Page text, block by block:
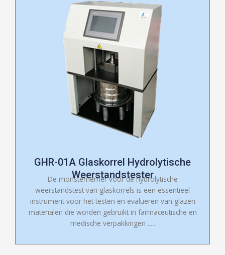
GHR-01A Glaskorrel Hydrolytische
Weerstandstester
De monsternemer voor de hydrolytische
weerstandstest van glaskorrels is een essentieel
instrument voor het testen en evalueren van glazen
materialen die worden gebruikt in farmaceutische en
medische verpakkingen .....